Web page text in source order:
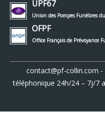
UPF67
Union des Pompes Funèbres
OFPF
Office Français de Prévoyance
contact@pf-collin.com -
téléphonique 24h/24 – 7j/7